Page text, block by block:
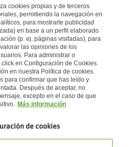
cookies propias y de terceros
permitiendo la navegación en
para mostrarte publicidad
en base a un perfil elaborado
(p. ej. páginas visitadas), para
las opiniones de los
Para administrar o
en Configuración de Cookies.
en nuestra Política de cookies.
para confirmar que has leído y
Después de aceptar, no
excepto en el caso de que
Más información
de cookies